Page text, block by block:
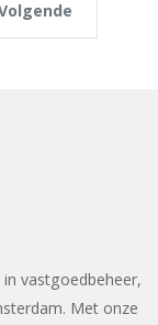
vastgoedbeheer,
Met onze